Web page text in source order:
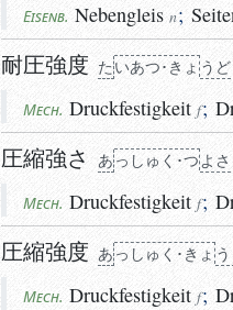
Eisenb. Nebengleis n;
耐圧強度 たいあつ･きょう ど
Mech. Druckfestigkeit f;
圧縮強さ あっ しゅく･つよさ
Mech. Druckfestigkeit f;
圧縮強度 あっ しゅく･きょう
Mech. Druckfestigkeit f;